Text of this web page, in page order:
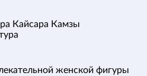
Кайсара Камзы
женской фигуры